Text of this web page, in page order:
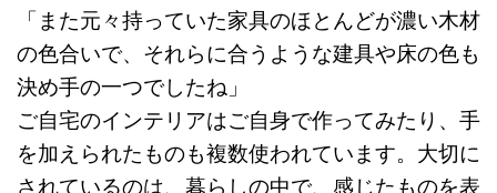
「また元々持っていた家具のほとんどが濃い木材
の色合いで、それらに合うような建具や床の色も
決め手の一つでしたね」
ご自宅のインテリアはご自身で作ってみたり、手
を加えられたものも複数使われています。大切に